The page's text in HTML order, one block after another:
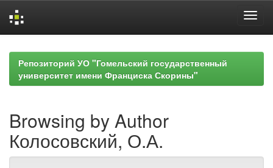
navigationРепозиторий УО "Гомельский государственный
университет имени Франциска Скорины"
Browsing by Author
Колосовский, О.А.